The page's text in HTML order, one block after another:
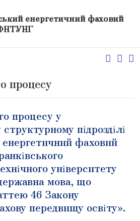
енергетичний фаховий
процесу
процесу у
підрозділі
фаховий
університету
мова, що
46 Закону
передвищу освіту».